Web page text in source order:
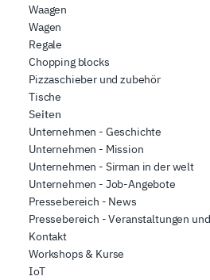
Waagen
Wagen
Regale
Chopping blocks
Pizzaschieber und zubehör
Tische
Seiten
Unternehmen - Geschichte
Unternehmen - Mission
Unternehmen - Sirman in der welt
Unternehmen - Job-Angebote
Pressebereich - News
Pressebereich - Veranstaltungen
Kontakt
Workshops & Kurse
IoT